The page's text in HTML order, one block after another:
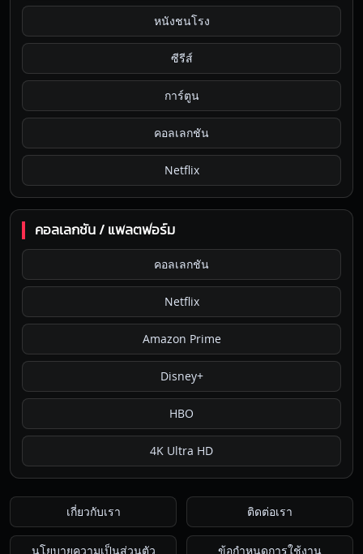
หนังชนโรง
ซีรีส์
การ์ตูน
คอลเลกชัน
Netflix
คอลเลกชัน / แพลตฟอร์ม
คอลเลกชัน
Netflix
Amazon Prime
Disney+
HBO
4K Ultra HD
เกี่ยวกับเรา ติดต่อเรา
นโยบายความเป็นส่วนตัว ข้อกำหนดการใช้งาน